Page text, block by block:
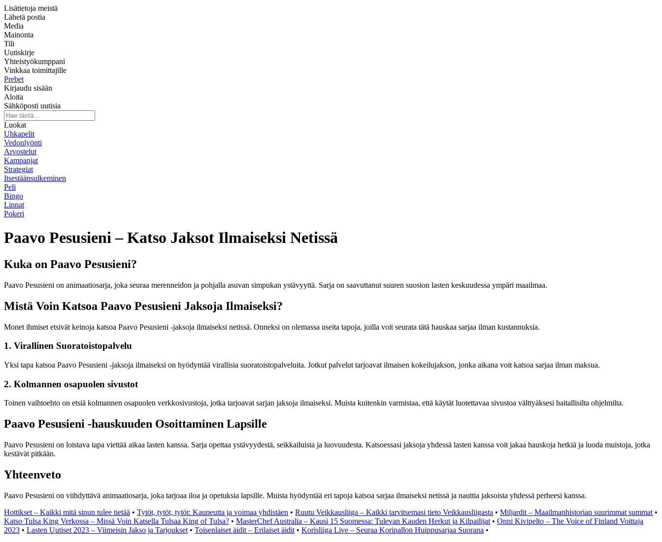
Lisätietoja meistä
Lähetä postia
Media
Mainonta
Tili
Uutiskirje
Yhteistyökumppani
Vinkkaa toimittajille
Prebet
Kirjaudu sisään
Aloita
Sähköposti uutisia
Luokat
Uhkapelit
Vedonlyönti
Arvostelut
Kampanjat
Strategiat
Itsestäänsulkeminen
Peli
Bingo
Linnat
Pokeri
Paavo Pesusieni – Katso Jaksot Ilmaiseksi Netissä
Kuka on Paavo Pesusieni?
Paavo Pesusieni on animaatiosarja, joka seuraa merenneidon ja pohjalla asuvan simpukan ystävyyttä. Sarja on saavuttanut suuren suosion lasten keskuudessa ympäri maailmaa.
Mistä Voin Katsoa Paavo Pesusieni Jaksoja Ilmaiseksi?
Monet ihmiset etsivät keinoja katsoa Paavo Pesusieni -jaksoja ilmaiseksi netissä. Onneksi on olemassa useita tapoja, joilla voit seurata tätä hauskaa sarjaa ilman kustannuksia.
1. Virallinen Suoratoistopalvelu
Yksi tapa katsoa Paavo Pesusieni -jaksoja ilmaiseksi on hyödyntää virallisia suoratoistopalveluita. Jotkut palvelut tarjoavat ilmaisen kokeilujakson, jonka aikana voit katsoa sarjaa ilman maksua.
2. Kolmannen osapuolen sivustot
Toinen vaihtoehto on etsiä kolmannen osapuolen verkkosivustoja, jotka tarjoavat sarjan jaksoja ilmaiseksi. Muista kuitenkin varmistaa, että käytät luotettavaa sivustoa välttyäksesi haitallisilta ohjelmilta.
Paavo Pesusieni -hauskuuden Osoittaminen Lapsille
Paavo Pesusieni on loistava tapa viettää aikaa lasten kanssa. Sarja opettaa ystävyydestä, seikkailuista ja luovuudesta. Katsoessasi jaksoja yhdessä lasten kanssa voit jakaa hauskoja hetkiä ja luoda muistoja, jotka
kestävät pitkään.
Yhteenveto
Paavo Pesusieni on viihdyttävä animaatiosarja, joka tarjoaa iloa ja opetuksia lapsille. Muista hyödyntää eri tapoja katsoa sarjaa ilmaiseksi netissä ja nauttia jaksoista yhdessä perheesi kanssa.
Hottikset – Kaikki mitä sinun tulee tietää • Tytöt, tytöt, tytöt: Kauneutta ja voimaa yhdistäen • Ruutu Veikkausliiga – Kaikki tarvitsemasi tieto Veikkausliigasta • Miljardit – Maailmanhistorian suurimmat summat •
Katso Tulsa King Verkossa – Missä Voin Katsella Tulsaa King of Tulsa? • MasterChef Australia – Kausi 15 Suomessa: Tulevan Kauden Herkut ja Kilpailijat • Onni Kivipelto – The Voice of Finland Voittaja
2023 • Lasten Uutiset 2023 – Viimeisin Jakso ja Tarjoukset • Toisenlaiset äidit – Erilaiset äidit • Korisliiga Live – Seuraa Koripallon Huippusarjaa Suorana •